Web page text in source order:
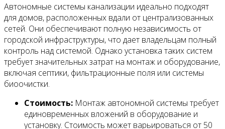
Автономные системы канализации идеально подходят
для домов, расположенных вдали от централизованных
сетей. Они обеспечивают полную независимость от
городской инфраструктуры, что дает владельцам полный
контроль над системой. Однако установка таких систем
требует значительных затрат на монтаж и оборудование,
включая септики, фильтрационные поля или системы
биоочистки.
Стоимость: Монтаж автономной системы требует
единовременных вложений в оборудование и
установку. Стоимость может варьироваться от 50